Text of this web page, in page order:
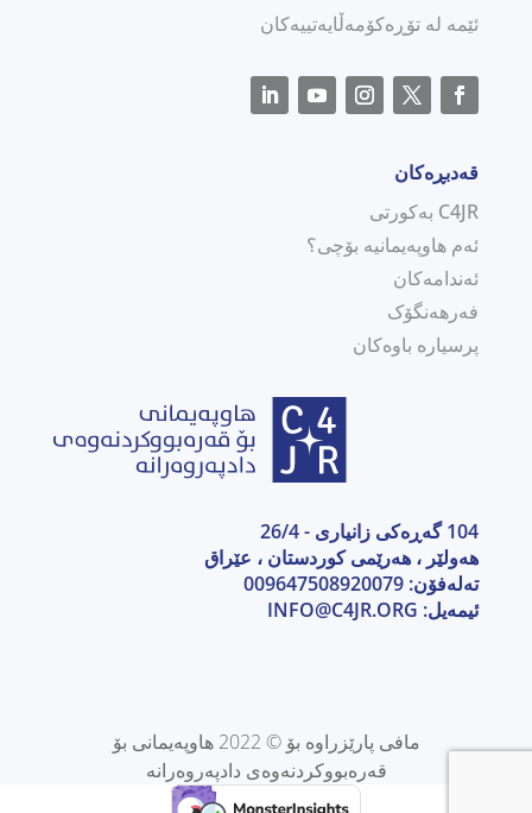
ئێمە لە تۆڕەکۆمەڵایەتییەکان
قەدبڕەکان
C4JR بەکورتی
ئەم هاوپەیمانیە بۆچی؟
ئەندامەکان
فەرهەنگۆک
پرسیارە باوەکان
104 گەڕەکی زانیاری - 26/4
هەولێر ، هەرێمی كوردستان ، عێراق
تەلەفۆن: 009647508920079
ئیمەیل: INFO@C4JR.ORG
مافی پارێزراوە بۆ © 2022 هاوپەیمانی بۆ
قەرەبووکردنەوەی دادپەروەرانە